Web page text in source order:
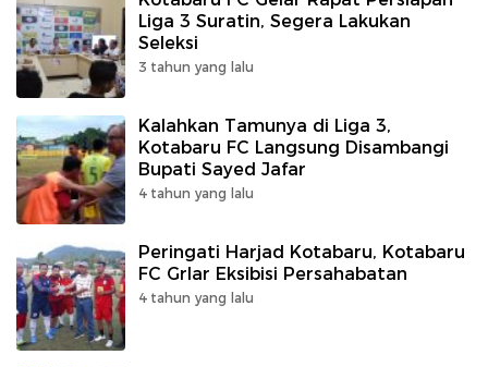
Liga 3 Suratin, Segera Lakukan
Seleksi
3 tahun yang lalu
Kalahkan Tamunya di Liga 3,
Kotabaru FC Langsung Disambangi
Bupati Sayed Jafar
4 tahun yang lalu
Peringati Harjad Kotabaru, Kotabaru
FC Grlar Eksibisi Persahabatan
4 tahun yang lalu